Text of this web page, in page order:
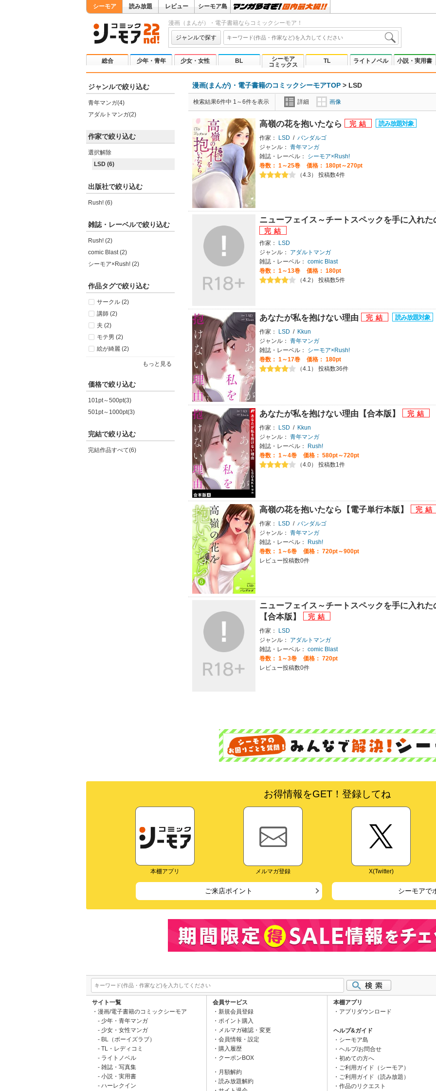
シーモア 読み放題 レビュー シーモア島
漫画（まんが）・電子書籍ならコミックシーモア！
ジャンルで探す
総合 少年・青年 少女・女性 BL
シーモア
コミックス
TL ライトノベル 小説・実用書
ジャンルで絞り込む
青年マンガ(4)
アダルトマンガ(2)
作家で絞り込む
選択解除
LSD (6)
出版社で絞り込む
Rush! (6)
雑誌・レーベルで絞り込む
Rush! (2)
comic Blast (2)
シーモア×Rush! (2)
作品タグで絞り込む
サークル (2)
講師 (2)
夫 (2)
モテ男 (2)
絵が綺麗 (2)
もっと見る
価格で絞り込む
101pt～500pt(3)
501pt～1000pt(3)
完結で絞り込む
完結作品すべて(6)
漫画(まんが)・電子書籍のコミックシーモアTOP > LSD
検索結果6件中 1～6件を表示 詳細 画像
高嶺の花を抱いたなら
作家： LSD / バンダルゴ
ジャンル： 青年マンガ
雑誌・レーベル：
シーモア×Rush!
巻数： 1～25巻
価格： 180pt～270pt
（4.3） 投稿数4件
ニューフェイス～チートスペックを手に入れ
作家：
LSD
ジャンル：
アダルトマンガ
雑誌・レーベル： comic Blast
巻数： 1～13巻
価格： 180pt
（4.2） 投稿数5件
あなたが私を抱けない理由
作家： LSD /
Kkun
ジャンル： 青年マンガ
雑誌・レーベル：
シーモア×Rush!
巻数： 1～17巻
価格： 180pt
（4.1） 投稿数36件
あなたが私を抱けない理由【合本版】
作家： LSD /
Kkun
ジャンル： 青年マンガ
雑誌・レーベル：
Rush!
巻数： 1～4巻
価格： 580pt～720pt
（4.0） 投稿数1件
高嶺の花を抱いたなら【電子単行本版】
作家： LSD / バンダルゴ
ジャンル： 青年マンガ
雑誌・レーベル：
Rush!
巻数： 1～6巻
価格： 720pt～900pt
レビュー投稿数0件
ニューフェイス～チートスペックを手に入れ
【合本版】
作家：
LSD
ジャンル：
アダルトマンガ
雑誌・レーベル： comic Blast
巻数： 1～3巻
価格： 720pt
レビュー投稿数0件
お得情報をGET！登録してね
本棚アプリ メルマガ登録 X(Twitter)
ご来店ポイント シーモアで
サイト一覧
漫画/電子書籍のコミックシーモア
少年・青年マンガ
少女・女性マンガ
BL（ボーイズラブ）
TL・レディコミ
ライトノベル
雑誌・写真集
小説・実用書
ハーレクイン
会員サービス
新規会員登録
ポイント購入
メルマガ確認・変更
会員情報・設定
購入履歴
クーポンBOX
月額解約
読み放題解約
本棚アプリ
アプリダウンロード
ヘルプ&ガイド
シーモア島
ヘルプ/お問合せ
初めての方へ
ご利用ガイド（シーモア）
ご利用ガイド（読み放題）
作品のリクエスト